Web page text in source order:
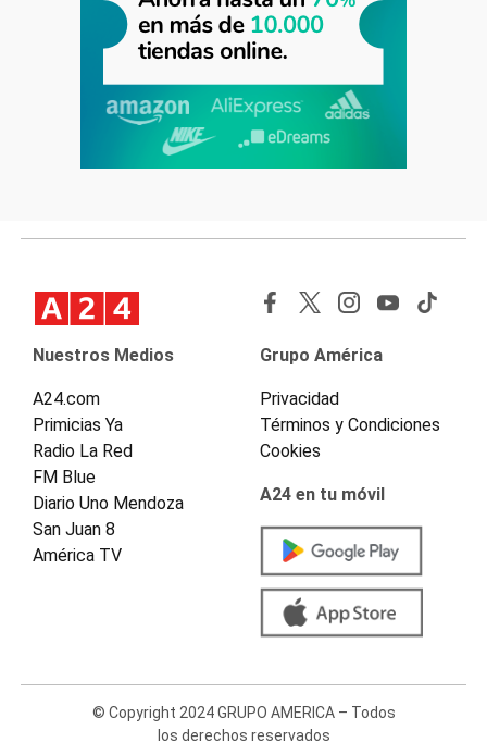
Nuestros Medios
A24.com
Primicias Ya
Radio La Red
FM Blue
Diario Uno Mendoza
San Juan 8
América TV
Grupo América
Privacidad
Términos y Condiciones
Cookies
A24 en tu móvil
© Copyright 2024 GRUPO AMERICA – Todos
los derechos reservados